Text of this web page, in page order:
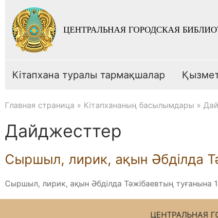
ЦЕНТРАЛЬНАЯ ГОРОДСКАЯ
Кітапхана туралы тармақшалар
Главная страница » Кітапхананың басылымдары »
Дайджесттер
Сыршыл, лирик, ақын Әбділда
Сыршыл, лирик, ақын Әбділда Тәжібаевтың туғанына
ЦЕНТРАЛЬНАЯ